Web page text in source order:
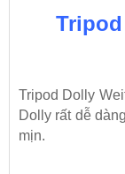
Tripod Dolly
Dolly rất dễ
mịn.